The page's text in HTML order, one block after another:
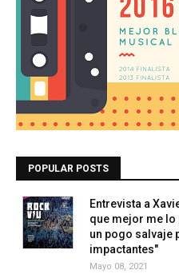
POPULAR POSTS
Entrevista a
que mejor me
un pogo salvaje
impactantes"
Mayo 08, 2021